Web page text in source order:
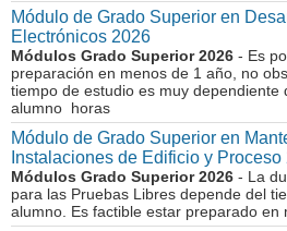
Módulo de Grado Superior en
Electrónicos 2026
Módulos Grado Superior 2026 - Es
preparación en menos de 1 año, no
tiempo de estudio es muy dependiente
alumno horas
Módulo de Grado Superior en
Instalaciones de Edificio y Proceso
Módulos Grado Superior 2026 - La
para las Pruebas Libres depende del
alumno. Es factible estar preparado